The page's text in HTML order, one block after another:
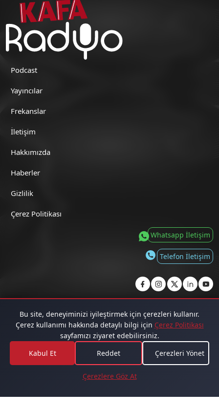
Bu site, deneyiminizi iyileştirmek için çerezleri kullanır.
Çerez kullanımı hakkında detaylı bilgi için Çerez Politikası
sayfamızı ziyaret edebilirsiniz.
Kabul Et
Reddet Çerezleri Yönet
Çerezlere Göz At
Güçlü Mete
Kripto Odası
Podcast
Yayıncılar
Frekanslar
İletişim
Hakkımızda
Haberler
Gizlilik
Çerez Politikası
Whatsapp İletişim
Telefon İletişim
Kafa Radyo tüm hakları saklıdır.